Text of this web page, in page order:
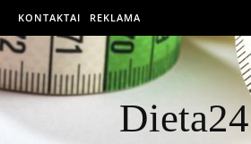
KONTAKTAI REKLAMA